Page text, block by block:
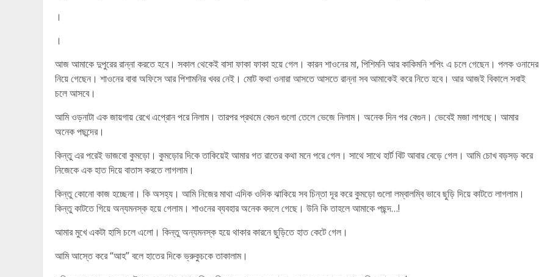
।
।
আজ আমাকে দুপুরের রান্না করতে হবে। সকাল থেকেই বাসা ফাকা ফাকা হয়ে গেল। কারন শাওনের মা, পিশিমনি আর কাকিমনি শপিং এ চলে গেছেন। পলক ওনাদের
নিয়ে গেছেন। শাওনের বাবা অফিসে আর পিশামনির খবর নেই। মোট কথা ওনারা আসতে আসতে রান্না সব আমাকেই করে নিতে হবে। আর আজই বিকালে সবাই
চলে আসবে।
আমি ওড়নাটা এক জায়গায় রেখে এপ্রোন পরে নিলাম। তারপর প্রথমে বেগুন গুলো তেলে ভেজে নিলাম। অনেক দিন পর বেগুন। ভেবেই মজা লাগছে। আমার
অনেক পছন্দের।
কিন্তু এর পরেই ভাজবো কুমড়ো। কুমড়োর দিকে তাকিয়েই আমার গত রাতের কথা মনে পরে গেল। সাথে সাথে হার্ট বিট আবার বেড়ে গেল। আমি চোখ বড়সড় করে
নিজেকে এক হাত দিয়ে বাতাস করতে লাগলাম।
কিন্তু কোনো কাজ হচ্ছেনা। কি অসহ্য। আমি নিজের মাথা এদিক ওদিক ঝাকিয়ে সব চিন্তা দূর করে কুমড়ো গুলো লম্বালম্বি ভাবে ছুড়ি দিয়ে কাটতে লাগলাম।
কিন্তু কাটতে গিয়ে অন্যমনস্ক হয়ে গেলাম। শাওনের ব্যবহার অনেক বদলে গেছে। উনি কি তাহলে আমাকে পছন্দ…!
আমার মুখে একটা হাসি চলে এলো। কিন্তু অন্যমনস্ক হয়ে থাকার কারনে ছুড়িতে হাত কেটে গেল।
আমি আস্তে করে “আহ” বলে হাতের দিকে ভ্রুকুচকে তাকালাম।